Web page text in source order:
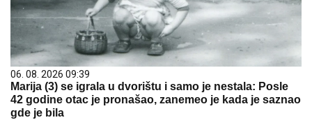
06. 08. 2026 09:39
Marija (3) se igrala u dvorištu i samo je nestala: Posle
42 godine otac je pronašao, zanemeo je kada je saznao
gde je bila